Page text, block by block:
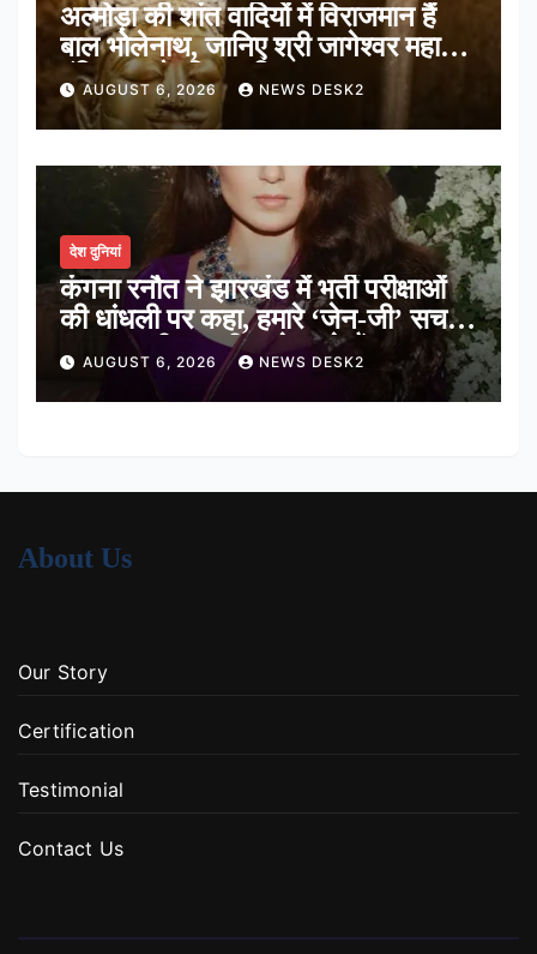
अल्मोड़ा की शांत वादियों में विराजमान हैं
बाल भोलेनाथ, जानिए श्री जागेश्वर महादेव
मंदिर का पौराणिक इतिहास
AUGUST 6, 2026 NEWS DESK2
देश दुनियां
कंगना रनौत ने झारखंड में भर्ती परीक्षाओं
की धांधली पर कहा, हमारे ‘जेन-जी’ सच में
हर तरह की तकलीफ झेल रहे हैं
AUGUST 6, 2026 NEWS DESK2
About Us
Our Story
Certification
Testimonial
Contact Us